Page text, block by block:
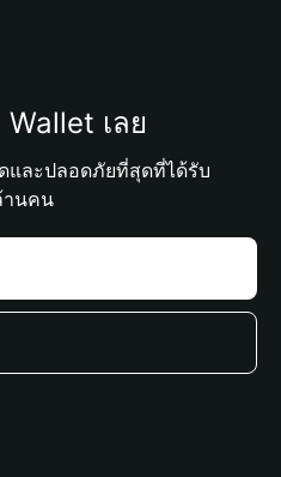
เลย
และปลอดภัยที่สุดที่ได้รับ
านคน